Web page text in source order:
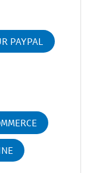
PAYPAL